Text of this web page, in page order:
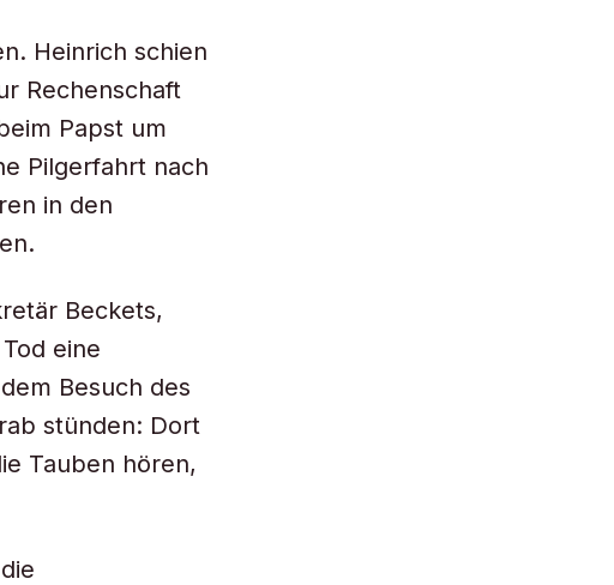
Heinrich schien
Rechenschaft
Papst um
Pilgerfahrt nach
in den
Beckets,
eine
Besuch des
stünden: Dort
Tauben hören,